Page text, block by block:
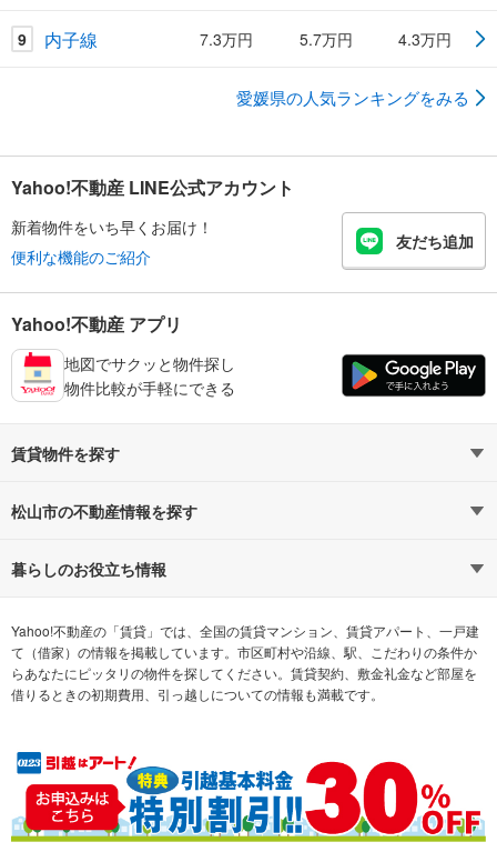
9 内子線 7.3万円 5.7万円 4.3万円
愛媛県の人気ランキングをみる
Yahoo!不動産 LINE公式アカウント
新着物件をいち早くお届け！
便利な機能のご紹介
友だち追加
Yahoo!不動産 アプリ
地図でサクッと物件探し
物件比較が手軽にできる
賃貸物件を探す
路線・駅から探す
通勤時間から探す
不動産会社から探す 希望の条件から探す
テーマから探す ランキングから探す
松山市の不動産情報を探す
不動産・住宅
新築マンション 中古マンション
新築一戸建て 中古一戸建て
売却査定
暮らしのお役立ち情報
マンションカタログ 教えて！住まいの先生
Yahoo!不動産の「賃貸」では、全国の賃貸マンション、賃貸アパート、一戸建
て（借家）の情報を掲載しています。市区町村や沿線、駅、こだわりの条件か
らあなたにピッタリの物件を探してください。賃貸契約、敷金礼金など部屋を
借りるときの初期費用、引っ越しについての情報も満載です。